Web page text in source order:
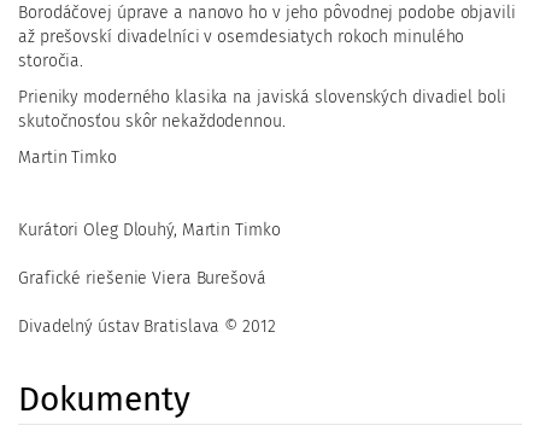
Borodáčovej úprave a nanovo ho v jeho pôvodnej podobe objavili
až prešovskí divadelníci v osemdesiatych rokoch minulého
storočia.
Prieniky moderného klasika na javiská slovenských divadiel boli
skutočnosťou skôr nekaždodennou.
Martin Timko
Kurátori Oleg Dlouhý, Martin Timko
Grafické riešenie Viera Burešová
Divadelný ústav Bratislava © 2012
Dokumenty